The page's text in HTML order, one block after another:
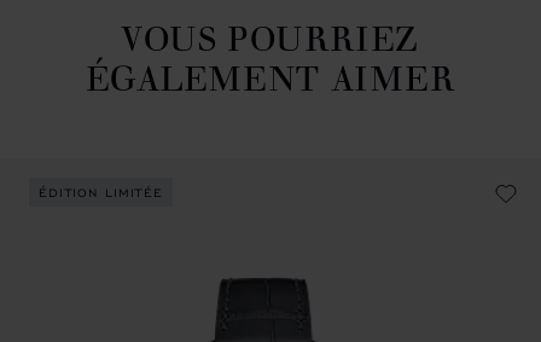
VOUS POURRIEZ
ÉGALEMENT AIMER
ÉDITION LIMITÉE